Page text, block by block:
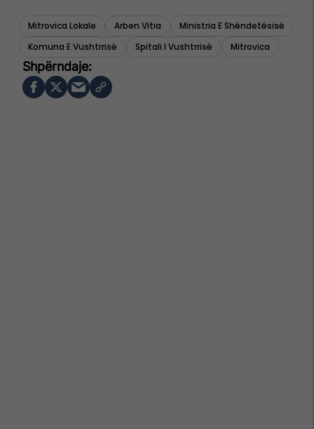
Mitrovica Lokale Arben Vitia
Ministria E Shëndetësisë
Komuna E Vushtrrisë
Spitali I Vushtrrisë Mitrovica